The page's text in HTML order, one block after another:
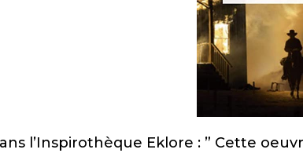
l’Inspirothèque Eklore : ” Cette